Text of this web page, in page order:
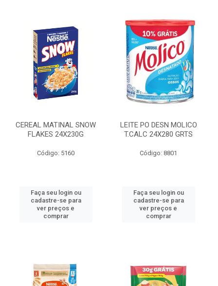
CEREAL MATINAL SNOW
FLAKES 24X230G
Código: 5160
Faça seu login ou
cadastre-se para
ver preços e
comprar
LEITE PO DESN MOLICO
T.CALC 24X280 GRTS
Código: 8801
Faça seu login ou
cadastre-se para
ver preços e
comprar